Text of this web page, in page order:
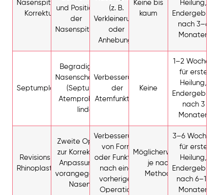
Nasenspitzen
Korrektur
und Position
der
Nasenspitze
(z. B.
Verkleinerung
oder
Anhebung)
Keine bis
kaum
Heilung,
Endergebnis
nach 3–6
Monaten
Septumplastik
Begradigung der
Nasenscheidewand
(Septum), um
Atemprobleme zu
lindern.
Verbesserung
der
Atemfunktion
Keine
1–2 Wochen
für erste
Heilung,
Endergebnis
nach 3
Monaten
Revisions-
Rhinoplastik
Zweite Operation
zur Korrektur oder
Anpassung einer
vorangegangenen
Nasen-OP.
Verbesserung
von Form
oder Funktion
nach einer
vorherigen
Operation
Möglicherweise,
je nach
Methode
3–6 Wochen
für erste
Heilung,
Endergebnis
nach 6–12
Monaten